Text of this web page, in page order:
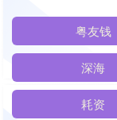
粤友钱
深海
耗资